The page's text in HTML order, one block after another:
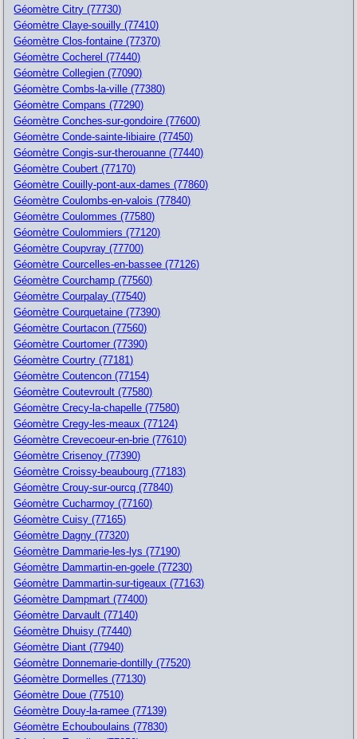
Géomètre Citry (77730)
Géomètre Claye-souilly (77410)
Géomètre Clos-fontaine (77370)
Géomètre Cocherel (77440)
Géomètre Collegien (77090)
Géomètre Combs-la-ville (77380)
Géomètre Compans (77290)
Géomètre Conches-sur-gondoire (77600)
Géomètre Conde-sainte-libiaire (77450)
Géomètre Congis-sur-therouanne (77440)
Géomètre Coubert (77170)
Géomètre Couilly-pont-aux-dames (77860)
Géomètre Coulombs-en-valois (77840)
Géomètre Coulommes (77580)
Géomètre Coulommiers (77120)
Géomètre Coupvray (77700)
Géomètre Courcelles-en-bassee (77126)
Géomètre Courchamp (77560)
Géomètre Courpalay (77540)
Géomètre Courquetaine (77390)
Géomètre Courtacon (77560)
Géomètre Courtomer (77390)
Géomètre Courtry (77181)
Géomètre Coutencon (77154)
Géomètre Coutevroult (77580)
Géomètre Crecy-la-chapelle (77580)
Géomètre Cregy-les-meaux (77124)
Géomètre Crevecoeur-en-brie (77610)
Géomètre Crisenoy (77390)
Géomètre Croissy-beaubourg (77183)
Géomètre Crouy-sur-ourcq (77840)
Géomètre Cucharmoy (77160)
Géomètre Cuisy (77165)
Géomètre Dagny (77320)
Géomètre Dammarie-les-lys (77190)
Géomètre Dammartin-en-goele (77230)
Géomètre Dammartin-sur-tigeaux (77163)
Géomètre Dampmart (77400)
Géomètre Darvault (77140)
Géomètre Dhuisy (77440)
Géomètre Diant (77940)
Géomètre Donnemarie-dontilly (77520)
Géomètre Dormelles (77130)
Géomètre Doue (77510)
Géomètre Douy-la-ramee (77139)
Géomètre Echouboulains (77830)